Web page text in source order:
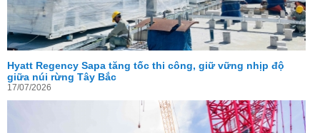
Hyatt Regency Sapa tăng tốc thi công, giữ vững nhịp độ
giữa núi rừng Tây Bắc
17/07/2026